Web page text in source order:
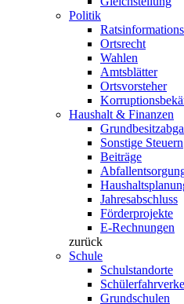
Politik
Ortsrecht
Wahlen
Amtsblätter
Ortsvorsteher
Haushalt & Finanzen
Sonstige Steuern
Beiträge
Jahresabschluss
Förderprojekte
E-Rechnungen
zurück
Schule
Schulstandorte
Grundschulen